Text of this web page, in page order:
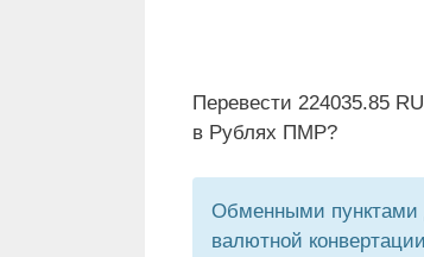
Перевести 224035.85
в Рублях ПМР?
Обменными пунктами
валютной